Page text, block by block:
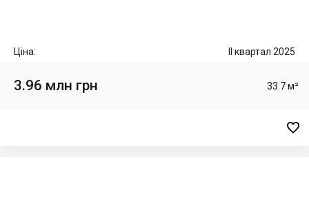
Ціна: II квартал 2025
3.96 млн грн 33.7 м²
